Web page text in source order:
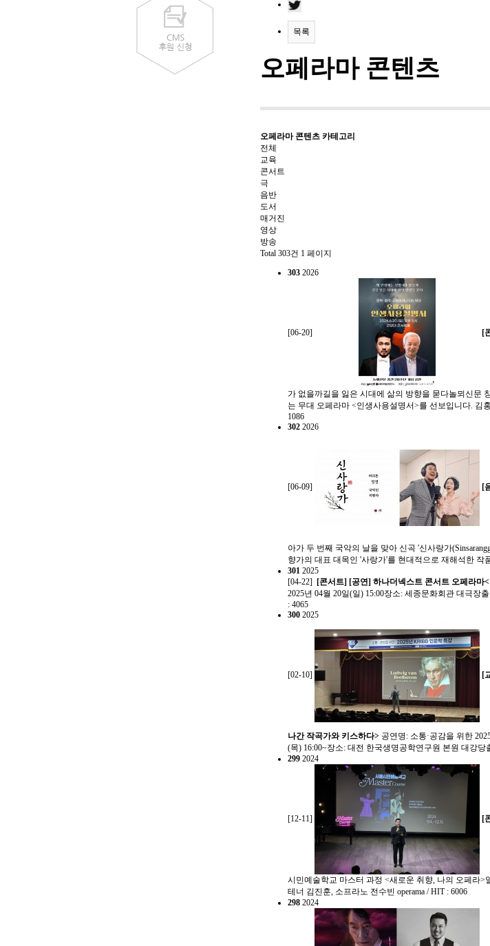
목록
오페라마 콘텐츠
오페라마 콘텐츠 카테고리
전체
교육
콘서트
극
음반
도서
매거진
영상
방송
Total 303건 1 페이지
303 2026
[06-20] [
가 없을까길을 잃은 시대에 삶의 방향을 묻다놀뫼신문
는 무대 오페라마 <인생사용설명서>를 선보입니다. 김
1086
302 2026
[06-09] [
아가 두 번째 국악의 날을 맞아 신곡 '신사랑가
향가의 대표 대목인 '사랑가'를 현대적으로 재해석한 작
301 2025
[04-22] [콘서트] [공연] 하나더넥스트 콘서트 오페라마
2025년 04월 20일(일) 15:00장소: 세종문화회관 대극
: 4065
300 2025
[02-10] [
나간 작곡가와 키스하다> 공연명: 소통·공감을 위한
(목) 16:00~장소: 대전 한국생명공학연구원 본원 대강당
299 2024
[12-11] [
시민예술학교 마스터 과정 <새로운 취향, 나의 오페라>
테너 김진훈, 소프라노 전수빈 operama / HIT : 6006
298 2024